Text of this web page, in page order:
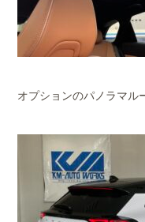
オプションのパノラマル